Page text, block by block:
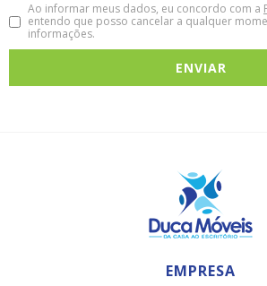
Ao informar meus dados, eu concordo com a
entendo que posso cancelar a qualquer
informações.
EMPRESA